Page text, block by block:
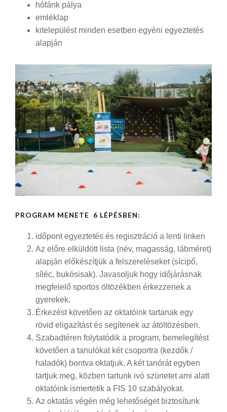
hófánk pálya
emléklap
kitelepülést minden esetben egyéni egyeztetés
alapján
PROGRAM MENETE 6 LÉPÉSBEN:
időpont egyeztetés és regisztráció a lenti linken
Az előre elküldött lista (név, magasság, lábméret)
alapján előkészítjük a felszereléseket (sícipő,
síléc, bukósisak). Javasoljuk hogy időjárásnak
megfelelő sportos öltözékben érkezzenek a
gyerekek.
Érkezést követően az oktatóink tartanak egy
rövid eligazítást és segítenek az átöltözésben.
Szabadtéren folytatódik a program, bemelegítést
követően a tanulókat két csoportra (kezdők /
haladók) bontva oktatjuk. A két tanórát egyben
tartjuk meg, közben tartunk ivó szünetet ami alatt
oktatóink ismertetik a FIS 10 szabályokat.
Az oktatás végén még lehetőséget biztosítunk